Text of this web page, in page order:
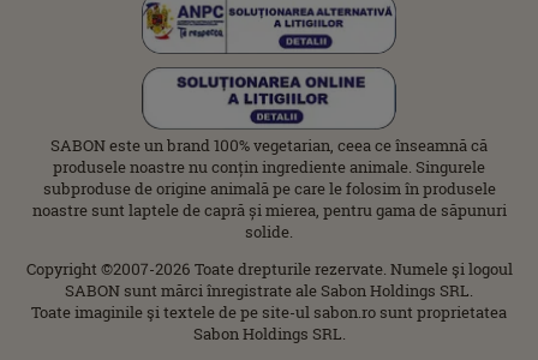
SABON este un brand 100% vegetarian, ceea ce înseamnă că
produsele noastre nu conțin ingrediente animale. Singurele
subproduse de origine animală pe care le folosim în produsele
noastre sunt laptele de capră și mierea, pentru gama de săpunuri
solide.
Copyright ©2007-2026 Toate drepturile rezervate. Numele şi logoul
SABON sunt mărci înregistrate ale Sabon Holdings SRL.
Toate imaginile şi textele de pe site-ul sabon.ro sunt proprietatea
Sabon Holdings SRL.